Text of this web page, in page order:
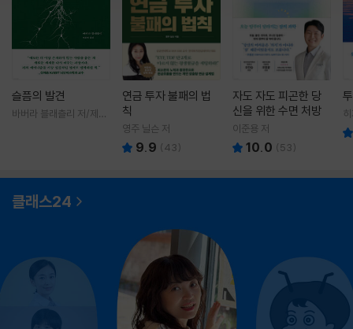
슬픔의 발견
바버라 블래츨리 저/제효
연금 투자 불패의 법
칙
영주 닐슨 저
9.9 (43)
자도 자도 피곤한 당
신을 위한 수면 처방
이준용 저
10.0 (53)
클래스24